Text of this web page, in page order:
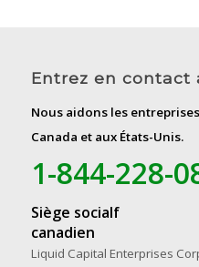
Entrez en contact
Nous aidons les
Canada et aux États-Unis.
1-844-228-
Siège socialf
canadien
Liquid Capital Enterprises